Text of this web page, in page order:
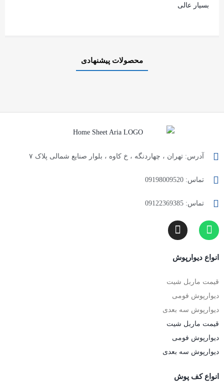
بسیار عالی
محصولات پیشنهادی
آدرس: تهران ، چهاردنگه ، خ کاوه ، بلوار صنایع شمالی پلاک ۷
تماس: 09198009520
تماس: 09122369385
انواع دیوارپوش
قیمت ماربل شیت
دیوارپوش فومی
دیوارپوش سه بعدی
قیمت ماربل شیت
دیوارپوش فومی
دیوارپوش سه بعدی
انواع کف پوش